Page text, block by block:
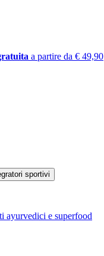
a partire da € 49,90
ayurvedici e superfood